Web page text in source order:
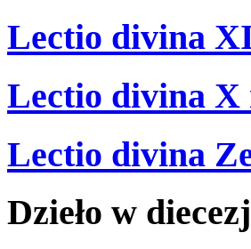
Lectio divina
Lectio divina X
Lectio divina
Dzieło w